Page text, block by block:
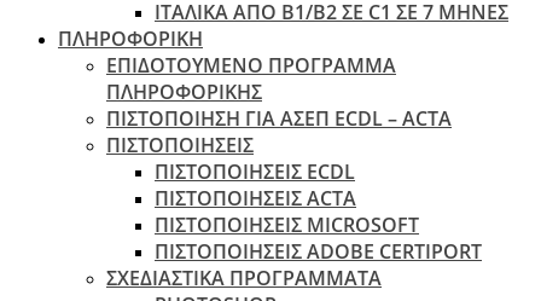
ΙΤΑΛΙΚΑ ΑΠΌ B1/B2 ΣΕ C1 ΣΕ 7 ΜΉΝΕΣ
ΠΛΗΡΟΦΟΡΙΚΗ
ΕΠΙΔΟΤΟΥΜΕΝΟ ΠΡΟΓΡΑΜΜΑ
ΠΛΗΡΟΦΟΡΙΚΗΣ
ΠIΣΤΟΠΟΙΗΣΗ ΓΙΑ ΑΣΕΠ ECDL – ACTA
ΠΙΣΤΟΠΟΙΗΣΕΙΣ
ΠΙΣΤΟΠΟΙΗΣΕΙΣ ECDL
ΠΙΣΤΟΠΟΙΗΣΕΙΣ ACTA
ΠΙΣΤΟΠΟΙΗΣΕΙΣ MICROSOFT
ΠΙΣΤΟΠΟΙΗΣΕΙΣ ADOBE CERTIPORT
ΣΧΕΔΙΑΣΤΙΚΑ ΠΡΟΓΡΑΜΜΑΤΑ